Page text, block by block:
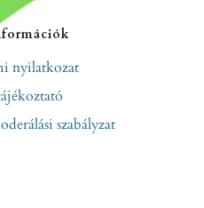
nyilatkozat
szabályzat